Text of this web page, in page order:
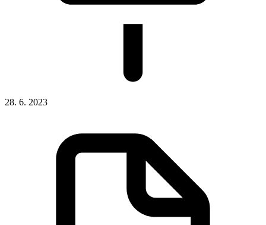
28. 6. 2023